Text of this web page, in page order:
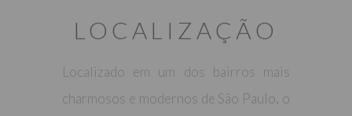
LOCALIZAÇÃO
Localizado em um dos bairros mais
charmosos e modernos de São Paulo, o